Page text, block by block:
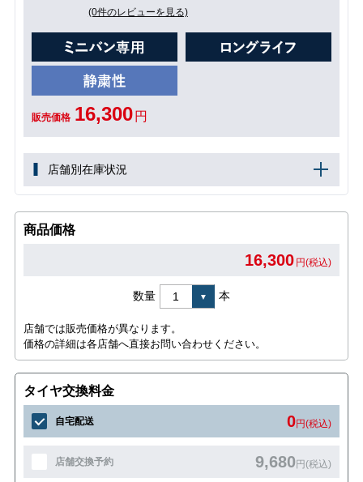
(0件のレビューを見る)
販売価格 16,300 円
店舗別在庫状況
商品価格
16,300 円(税込)
数量 本
店舗では販売価格が異なります。
価格の詳細は各店舗へ直接お問い合わせください。
タイヤ交換料金
自宅配送 0円(税込)
店舗交換予約 9,680円(税込)